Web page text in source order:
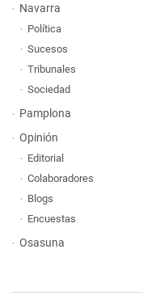
Navarra
Política
Sucesos
Tribunales
Sociedad
Pamplona
Opinión
Editorial
Colaboradores
Blogs
Encuestas
Osasuna